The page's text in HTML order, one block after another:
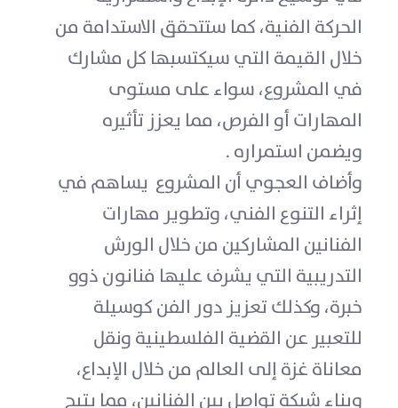
الحركة الفنية، كما ستتحقق الاستدامة من
خلال القيمة التي سيكتسبها كل مشارك
في المشروع، سواء على مستوى
المهارات أو الفرص، مما يعزز تأثيره
ويضمن استمراره .
وأضاف العجوي أن المشروع يساهم في
إثراء التنوع الفني، وتطوير مهارات
الفنانين المشاركين من خلال الورش
التدريبية التي يشرف عليها فنانون ذوو
خبرة، وكذلك تعزيز دور الفن كوسيلة
للتعبير عن القضية الفلسطينية ونقل
معاناة غزة إلى العالم من خلال الإبداع،
وبناء شبكة تواصل بين الفنانين، مما يتيح